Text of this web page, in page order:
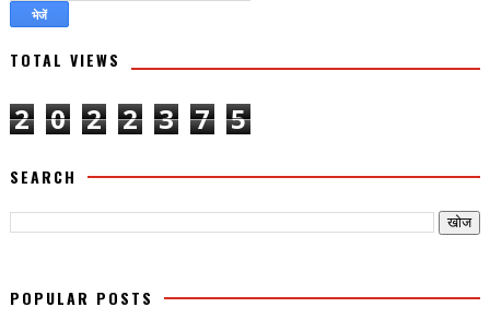
TOTAL VIEWS
2 0 2 2 3 7 5
SEARCH
POPULAR POSTS